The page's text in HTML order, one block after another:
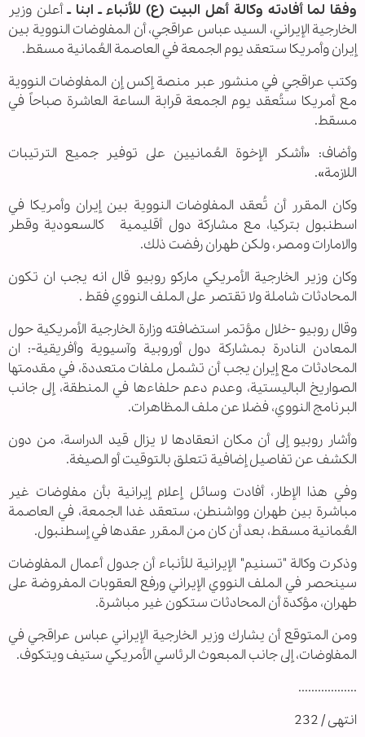
وفقا لما أفادته وكالة أهل البيت (ع) للأنباء ـ ابنا ـأعلن وزير
الخارجية الإيراني، السيد عباس عراقجي، أن المفاوضات النووية بين
إيران وأمريكا ستعقد يوم الجمعة في العاصمة العُمانية مسقط.
وكتب عراقجي في منشور عبر منصة إكس إن المفاوضات النووية
مع أمريكا ستُعقد يوم الجمعة قرابة الساعة العاشرة صباحاً في
مسقط.
وأضاف: «أشكر الإخوة العُمانيين على توفير جميع الترتيبات
اللازمة».
وكان المقرر أن تُعقد المفاوضات النووية بين إيران وأمريكا في
اسطنبول بتركيا، مع مشاركة دول أقليمية كالسعودية وقطر
والامارات ومصر، ولكن طهران رفضت ذلك.
وكان وزير الخارجية الأمريكي ماركو روبيو قال انه يجب ان تكون
المحادثات شاملة ولا تقتصر على الملف النووي فقط .
وقال روبيو -خلال مؤتمر استضافته وزارة الخارجية الأمريكية حول
المعادن النادرة بمشاركة دول أوروبية وآسيوية وأفريقية-: ان
المحادثات مع إيران يجب أن تشمل ملفات متعددة، في مقدمتها
الصواريخ الباليستية، وعدم دعم حلفاءها في المنطقة، إلى جانب
البرنامج النووي، فضلا عن ملف المظاهرات.
وأشار روبيو إلى أن مكان انعقادها لا يزال قيد الدراسة، من دون
الكشف عن تفاصيل إضافية تتعلق بالتوقيت أو الصيغة.
وفي هذا الإطار، أفادت وسائل إعلام إيرانية بأن مفاوضات غير
مباشرة بين طهران وواشنطن، ستعقد غدا الجمعة، في العاصمة
العُمانية مسقط، بعد أن كان من المقرر عقدها في إسطنبول.
وذكرت وكالة "تسنيم" الإيرانية للأنباء أن جدول أعمال المفاوضات
سينحصر في الملف النووي الإيراني ورفع العقوبات المفروضة على
طهران، مؤكدة أن المحادثات ستكون غير مباشرة.
ومن المتوقع أن يشارك وزير الخارجية الإيراني عباس عراقجي في
المفاوضات، إلى جانب المبعوث الرئاسي الأمريكي ستيف ويتكوف.
..................
انتهى / 232